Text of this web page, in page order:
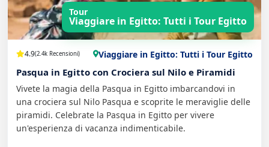
Tour
Viaggiare in Egitto: Tutti i Tour Egitto
4.9(2.4k Recensioni) Viaggiare in Egitto: Tutti i Tour Egitto
Pasqua in Egitto con Crociera sul Nilo e Piramidi
Vivete la magia della Pasqua in Egitto imbarcandovi in
una crociera sul Nilo Pasqua e scoprite le meraviglie delle
piramidi. Celebrate la Pasqua in Egitto per vivere
un'esperienza di vacanza indimenticabile.